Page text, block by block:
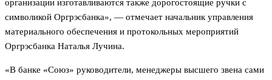
организации изготавливаются также дорогостоящие ручки с
символикой Оргрэсбанка», — отмечает начальник управления
материального обеспечения и протокольных мероприятий
Оргрэсбанка Наталья Лучина.
«В банке «Союз» руководители, менеджеры высшего звена сами